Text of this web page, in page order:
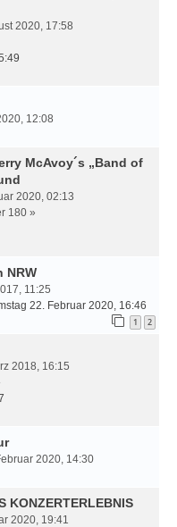
2020, 17:58
12:08
McAvoy´s „Band of
2020, 02:13
180 »
NRW
11:25
22. Februar 2020, 16:46
1 2
2018, 16:15
2020, 14:30
KONZERTERLEBNIS
2020, 19:41